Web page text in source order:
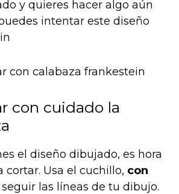
y quieres hacer algo aún
intentar este diseño
con cuidado la
el diseño dibujado, es hora
cortar. Usa el cuchillo, con
seguir las líneas de tu dibujo.